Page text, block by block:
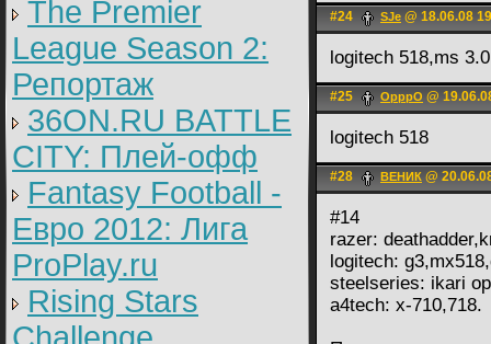
The Premier
League Season 2:
Репортаж
36ON.RU BATTLE
CITY: Плей-офф
Fantasy Football -
Евро 2012: Лига
ProPlay.ru
Rising Stars
#24 SJe @ 18.06.08
logitech 518,ms
#25 OpppO @
logitech 518
#28 ВЕНИК @
#14
razer:
logitech:
steelseries: ikari
a4tech: x-710,718.